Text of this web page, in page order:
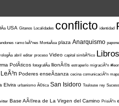
USA Gitanos Localidades conflicto identidad
ramo leÃ³nes MontaÃ±a plaza Anarquismo
abril editar proceso Video capital simbÃ³lico Libros
PolÃ­ticos fotografÃ­a llionÃ©s estraperlo migraciÃ³n
LeÃ³n Poderes enseÃ±anza cecina comunicaciÃ³n mapa
Elvira urbanismo Ã©tica San Isidoro Toulouse rey
Base AÃ©rea de La Virgen del Camino PrisiÃ³n